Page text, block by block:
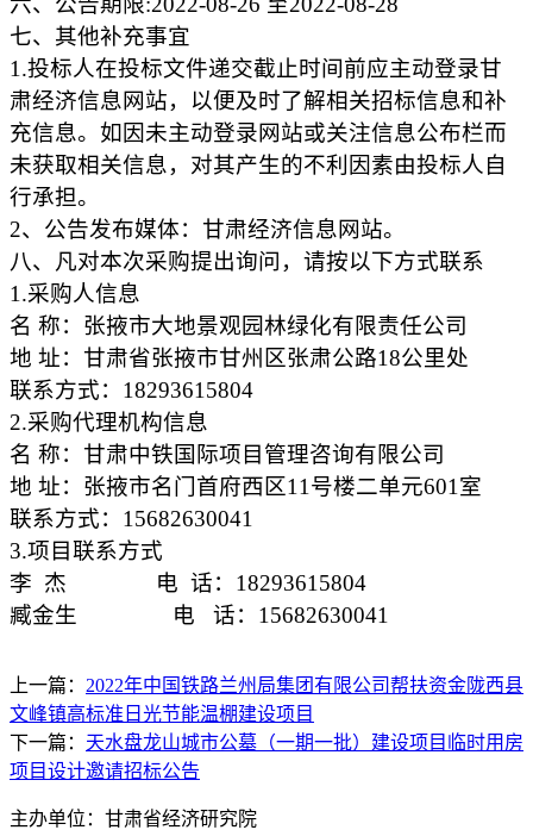
七、其他补充事宜
1.投标人在投标文件递交截止时间前应主动登录甘
肃经济信息网站，以便及时了解相关招标信息和补
充信息。如因未主动登录网站或关注信息公布栏而
未获取相关信息，对其产生的不利因素由投标人自
行承担。
2、公告发布媒体：甘肃经济信息网站。
八、凡对本次采购提出询问，请按以下方式联系
1.采购人信息
名 称：张掖市大地景观园林绿化有限责任公司
地 址：甘肃省张掖市甘州区张肃公路18公里处
联系方式：18293615804
2.采购代理机构信息
名 称：甘肃中铁国际项目管理咨询有限公司
地 址：张掖市名门首府西区11号楼二单元601室
联系方式：15682630041
3.项目联系方式
李 杰 电 话：18293615804
臧金生 电 话：15682630041
上一篇： 2022年中国铁路兰州局集团有限公司帮扶资金陇西县
文峰镇高标准日光节能温棚建设项目
下一篇： 天水盘龙山城市公墓（一期一批）建设项目临时用房
项目设计邀请招标公告
主办单位：甘肃省经济研究院